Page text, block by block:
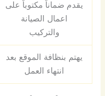
يقدم ضماناً مكتوباً على
اعمال الصيانة
والتركيب
يهتم بنظافة الموقع بعد
انتهاء العمل